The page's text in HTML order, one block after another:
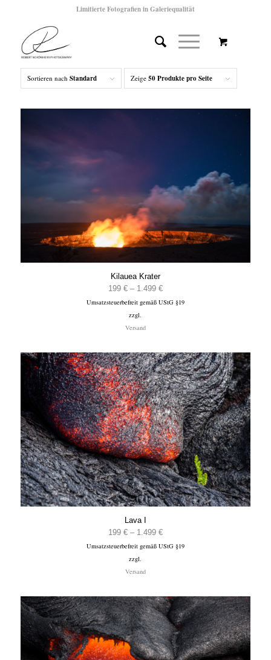
Limitierte Fotografien in Galeriequalität
Sortieren nach Standard Zeige 50 Produkte pro Seite
Kilauea Krater
199 € – 1.499 €Preisspanne:
199 €
Umsatzsteuerbefreit gemäß UStG §19
zzgl.
Versand
Lava I
199 € – 1.499 €Preisspanne:
199 €
Umsatzsteuerbefreit gemäß UStG §19
zzgl.
Versand